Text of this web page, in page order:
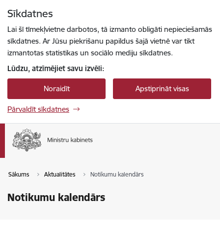
Sīkdatnes
Lai šī tīmekļvietne darbotos, tā izmanto obligāti nepieciešamās
sīkdatnes. Ar Jūsu piekrišanu papildus šajā vietnē var tikt
izmantotas statistikas un sociālo mediju sīkdatnes.
Lūdzu, atzīmējiet savu izvēli:
Noraidīt Apstiprināt visas
Pārvaldīt sīkdatnes
Sākums Aktualitātes Notikumu kalendārs
Notikumu kalendārs